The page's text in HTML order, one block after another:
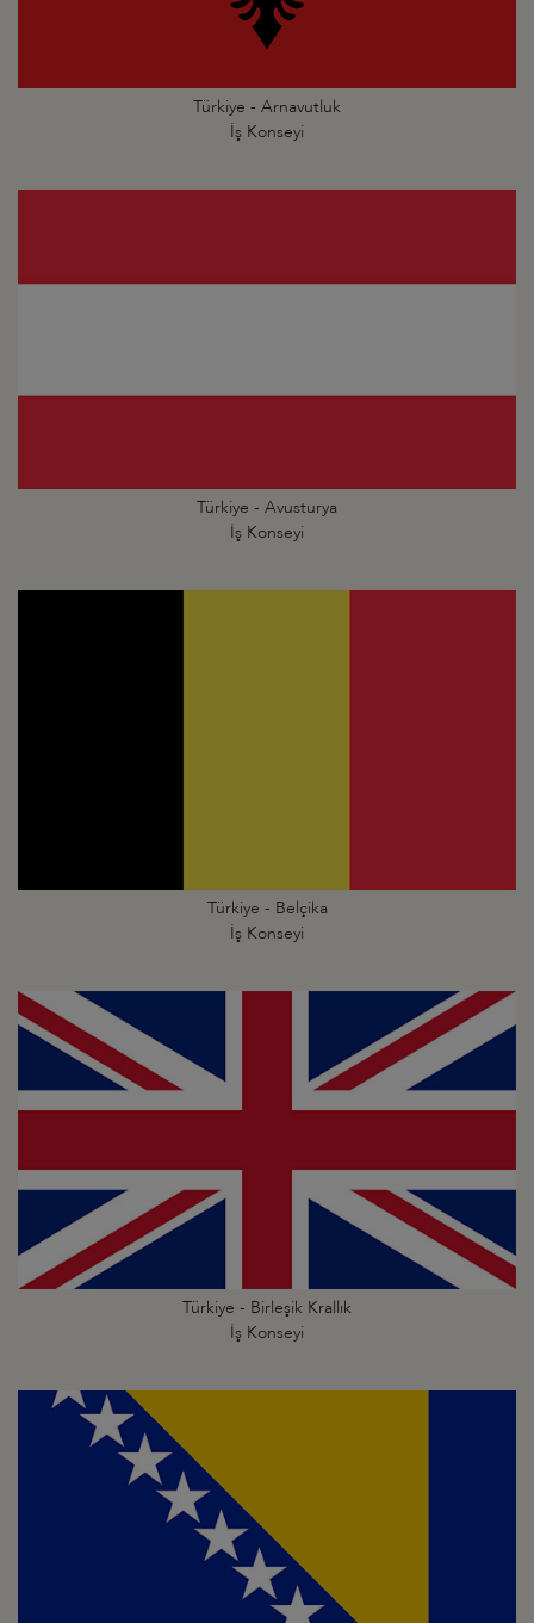
Türkiye - Arnavutluk
İş Konseyi
Türkiye - Avusturya
İş Konseyi
Türkiye - Belçika
İş Konseyi
Türkiye - Birleşik Krallık
İş Konseyi